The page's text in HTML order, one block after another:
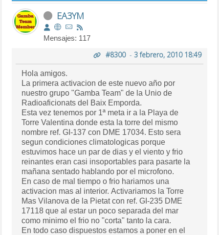
EA3YM
Mensajes: 117
#8300- 3 febrero, 2010 18:49
Hola amigos.
La primera activacion de este nuevo año por
nuestro grupo "Gamba Team" de la Unio de
Radioaficionats del Baix Emporda.
Esta vez tenemos por 1ª meta ir a la Playa de
Torre Valentina donde esta la torre del mismo
nombre ref. GI-137 con DME 17034. Esto sera
segun condiciones climatologicas porque
estuvimos hace un par de dias y el viento y frio
reinantes eran casi insoportables para pasarte la
mañana sentado hablando por el microfono.
En caso de mal tiempo o frio hariamos una
activacion mas al interior. Activariamos la Torre
Mas Vilanova de la Pietat con ref. GI-235 DME
17118 que al estar un poco separada del mar
como minimo el frio no "corta" tanto la cara.
En todo caso dispuestos estamos a poner en el